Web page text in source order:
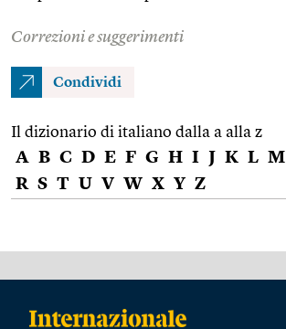
Correzioni e suggerimenti
Condividi
Il dizionario di italiano dalla a alla z
A B C D E F G H I J K L M
R S T U V W X Y Z